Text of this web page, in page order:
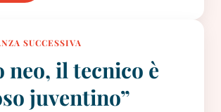
SUCCESSIVA
neo, il tecnico è
juventino”